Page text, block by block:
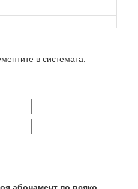
в системата,
абонамент по всяко